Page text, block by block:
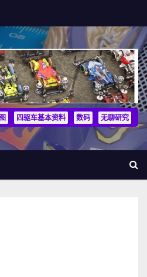
四驱车基本资料 数码 无聊研究